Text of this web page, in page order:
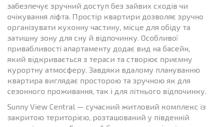
забезпечує зручний доступ без зайвих сходів чи
очікування ліфта. Простір квартири дозволяє зручно
організувати кухонну частину, місце для обіду та
затишну зону для сну й відпочинку. Особливої
привабливості апартаменту додає вид на басейн,
який відкривається з тераси та створює приємну
курортну атмосферу. Завдяки вдалому плануванню
квартира виглядає просторою та зручною як для
сезонного проживання, так і для літнього відпочинку.
Sunny View Central — сучасний житловий комплекс із
закритою територією, розташований у південній